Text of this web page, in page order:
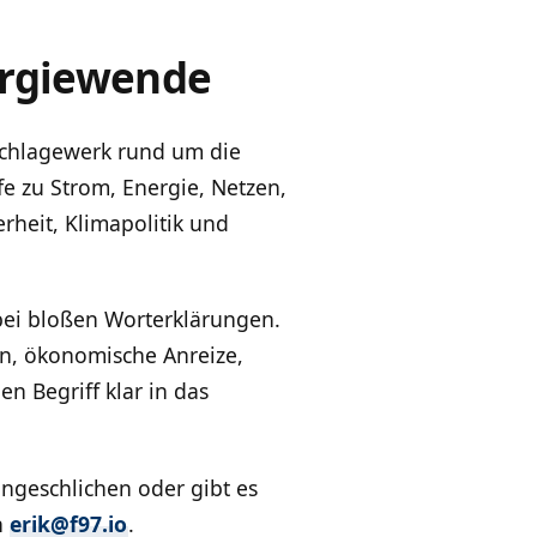
rund um die
zu Strom, Energie, Netzen,
Klimapolitik und
bloßen Worterklärungen.
ökonomische Anreize,
Begriff klar in das
oder gibt es
erik@f97.io.